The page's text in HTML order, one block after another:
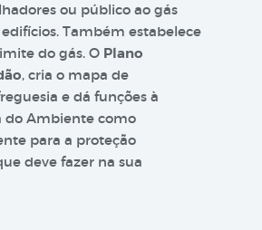
ou público ao gás
Também estabelece
do gás. O Plano
, cria o mapa de
e dá funções à
do Ambiente como
para a proteção
deve fazer na sua